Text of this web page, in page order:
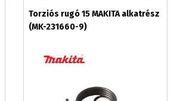
Torziós rugó 15 MAKITA alkatrész
(MK-231660-9)